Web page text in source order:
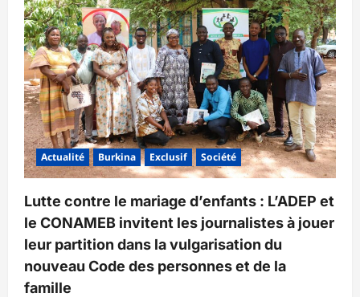
Actualité Burkina Exclusif Société
Lutte contre le mariage d’enfants : L’ADEP et
le CONAMEB invitent les journalistes à jouer
leur partition dans la vulgarisation du
nouveau Code des personnes et de la
famille